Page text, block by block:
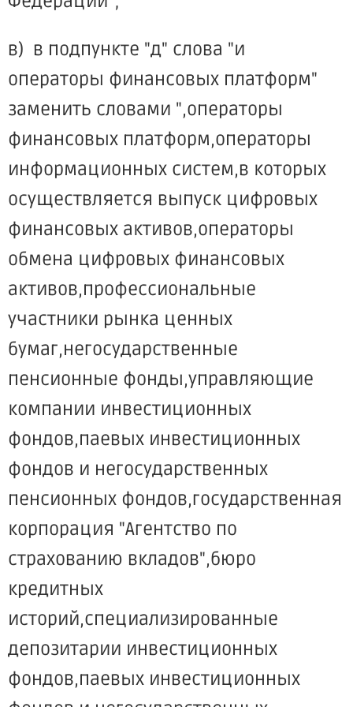
в) в подпункте "д" слова "и
операторы финансовых платформ"
заменить словами ",операторы
финансовых платформ,операторы
информационных систем,в которых
осуществляется выпуск цифровых
финансовых активов,операторы
обмена цифровых финансовых
активов,профессиональные
участники рынка ценных
бумаг,негосударственные
пенсионные фонды,управляющие
компании инвестиционных
фондов,паевых инвестиционных
фондов и негосударственных
пенсионных фондов,государственная
корпорация "Агентство по
страхованию вкладов",бюро
кредитных
историй,специализированные
депозитарии инвестиционных
фондов,паевых инвестиционных